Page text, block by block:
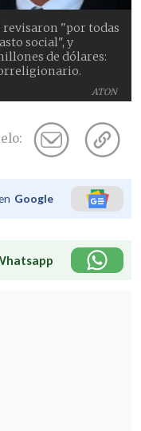
ATON
"por todas
social", y
de dólares:
Google